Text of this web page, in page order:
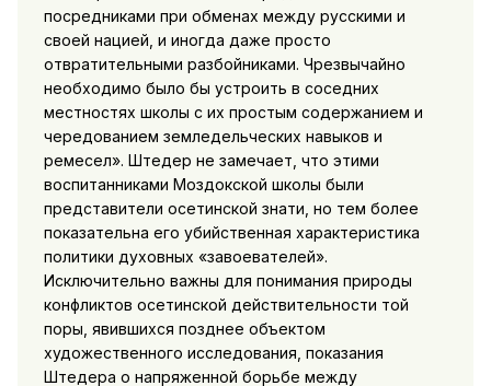
посредниками при обменах между русскими и
своей нацией, и иногда даже просто
отвратительными разбойниками. Чрезвычайно
необходимо было бы устроить в соседних
местностях школы с их простым содержанием и
чередованием земледельческих навыков и
ремесел». Штедер не замечает, что этими
воспитанниками Моздокской школы были
представители осетинской знати, но тем более
показательна его убийственная характеристика
политики духовных «завоевателей».
Исключительно важны для понимания природы
конфликтов осетинской действительности той
поры, явившихся позднее объектом
художественного исследования, показания
Штедера о напряженной борьбе между